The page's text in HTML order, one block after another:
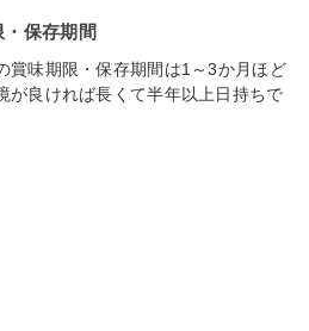
保存期間
賞味期限・保存期間は1～3か月ほど
が良ければ長くて半年以上日持ちで